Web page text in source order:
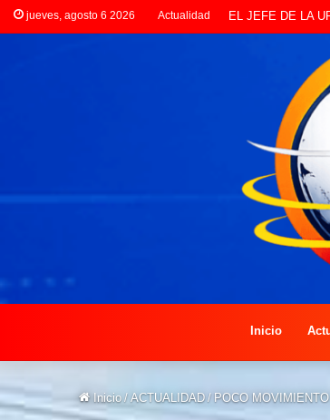
jueves, agosto 6 2026 Actualidad LANZAN
Inicio
Inicio / ACTUALIDAD / POCO